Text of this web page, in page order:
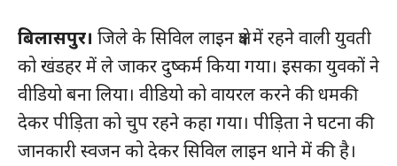
बिलासपुर। जिले के सिविल लाइन क्षेत्र में रहने वाली युवती
को खंडहर में ले जाकर दुष्कर्म किया गया। इसका युवकों ने
वीडियो बना लिया। वीडियो को वायरल करने की धमकी
देकर पीड़िता को चुप रहने कहा गया। पीड़िता ने घटना की
जानकारी स्वजन को देकर सिविल लाइन थाने में की है।